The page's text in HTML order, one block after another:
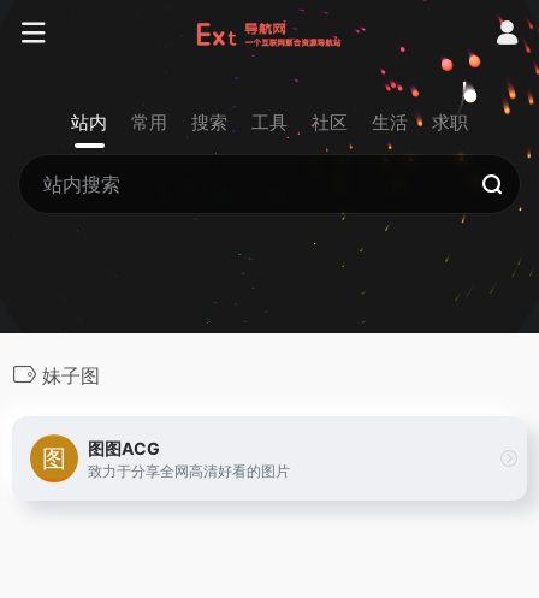
站内 常用 搜索 工具 社区 生活 求职
妹子图
图图ACG
致力于分享全网高清好看的图片